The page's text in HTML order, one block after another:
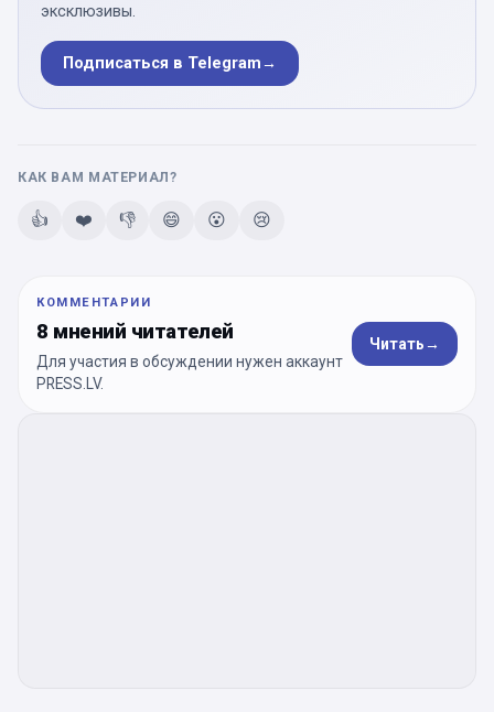
эксклюзивы.
Подписаться в Telegram→
КАК ВАМ МАТЕРИАЛ?
👍 ❤️ 👎 😄 😮 😢
КОММЕНТАРИИ
8 мнений читателей
Для участия в обсуждении нужен аккаунт
PRESS.LV.
Читать→